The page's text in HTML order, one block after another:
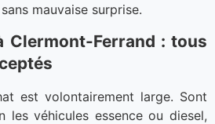
mauvaise surprise.
Clermont-Ferrand : tous
est volontairement large. Sont
les véhicules essence ou diesel,